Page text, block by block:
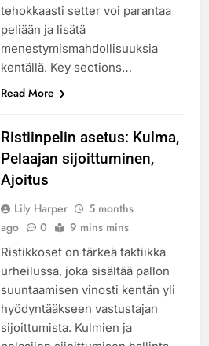
tehokkaasti setter voi parantaa
peliään ja lisätä
menestymismahdollisuuksia
kentällä. Key sections…
Read More
Ristiinpelin asetus: Kulma,
Pelaajan sijoittuminen,
Ajoitus
Lily Harper
5 months
ago
0 9 mins mins
Ristikkoset on tärkeä taktiikka
urheilussa, joka sisältää pallon
suuntaamisen vinosti kentän yli
hyödyntääkseen vastustajan
sijoittumista. Kulmien ja